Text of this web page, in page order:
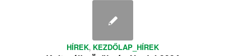
HÍREK, KEZDŐLAP_HÍREK